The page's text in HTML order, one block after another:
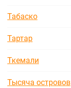
Табаско
Тартар
Ткемали
Тысяча островов